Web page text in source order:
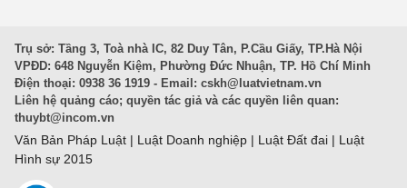
Trụ sở: Tầng 3, Toà nhà IC, 82 Duy Tân, P.Cầu Giấy, TP.Hà Nội
VPĐD: 648 Nguyễn Kiệm, Phường Đức Nhuận, TP. Hồ Chí Minh
Điện thoại: 0938 36 1919 - Email: cskh@luatvietnam.vn
Liên hệ quảng cáo; quyền tác giả và các quyền liên quan:
thuybt@incom.vn
Văn Bản Pháp Luật | Luật Doanh nghiệp | Luật Đất đai | Luật
Hình sự 2015